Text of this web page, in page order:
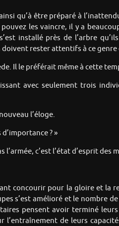
qu’à être préparé à
les vaincre, il y a
installé près de l’arbre
rester attentifs à ce
Il le préférait même à cette
avec seulement trois
l’éloge.
? »
c’est l’état d’esprit des
concourir pour la gloire et la
s’est amélioré et le nombre
pensent avoir terminé
de leurs